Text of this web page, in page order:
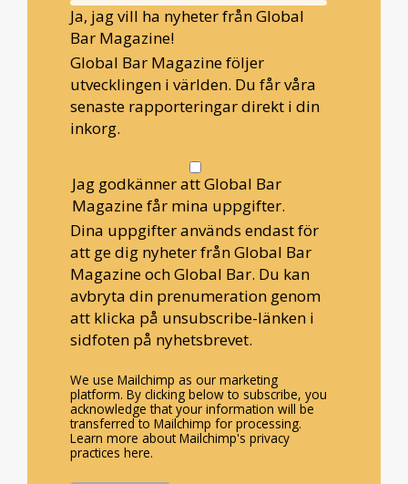
Ja, jag vill ha nyheter från Global
Bar Magazine!
Global Bar Magazine följer
utvecklingen i världen. Du får våra
senaste rapporteringar direkt i din
inkorg.
Jag godkänner att Global Bar
Magazine får mina uppgifter.
Dina uppgifter används endast för
att ge dig nyheter från Global Bar
Magazine och Global Bar. Du kan
avbryta din prenumeration genom
att klicka på unsubscribe-länken i
sidfoten på nyhetsbrevet.
We use Mailchimp as our marketing
platform. By clicking below to subscribe, you
acknowledge that your information will be
transferred to Mailchimp for processing.
Learn more about Mailchimp's privacy
practices here.